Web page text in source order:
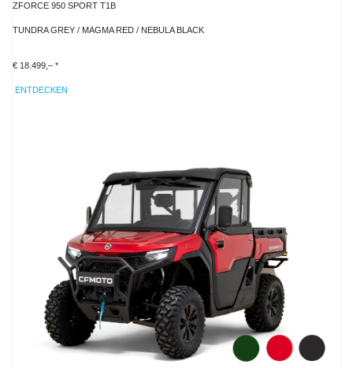
ZFORCE 950 SPORT T1B
TUNDRA GREY / MAGMA RED / NEBULA BLACK
€ 18.499,– *
ENTDECKEN